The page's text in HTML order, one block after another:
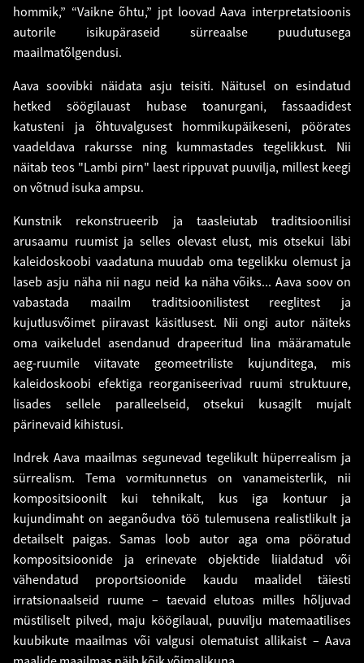
hommik,” “Vaikne õhtu,” jpt loovad Aava interpretatsioonis
autorile isikupäraseid sürreaalse puudutusega
maailmatõlgendusi.
Aava soovibki näidata asju teisiti. Näitusel on esindatud
hetked söögilauast hubase toanurgani, fassaadidest
katusteni ja õhtuvalgusest hommikupäikeseni, pöörates
vaadeldava rakursse ning kummastades tegelikkust. Nii
näitab teos "Lambi pirn" laest rippuvat puuvilja, millest keegi
on võtnud isuka ampsu.
Kunstnik rekonstrueerib ja taasleiutab traditsioonilisi
arusaamu ruumist ja selles olevast elust, mis otsekui läbi
kaleidoskoobi vaadatuna muudab oma tegelikku olemust ja
laseb asju näha nii nagu neid ka näha võiks... Aava soov on
vabastada maailm traditsioonilistest reeglitest ja
kujutlusvõimet piiravast käsitlusest. Nii ongi autor näiteks
oma vaikeludel asendanud drapeeritud lina määramatule
aeg-ruumile viitavate geomeetriliste kujunditega, mis
kaleidoskoobi efektiga reorganiseerivad ruumi struktuure,
lisades sellele paralleelseid, otsekui kusagilt mujalt
pärinevaid kihistusi.
Indrek Aava maailmas segunevad tegelikult hüperrealism ja
sürrealism. Tema vormitunnetus on vanameisterlik, nii
kompositsioonilt kui tehnikalt, kus iga kontuur ja
kujundimaht on aeganõudva töö tulemusena realistlikult ja
detailselt paigas. Samas loob autor aga oma pööratud
kompositsioonide ja erinevate objektide liialdatud või
vähendatud proportsioonide kaudu maalidel täiesti
irratsionaalseid ruume – taevaid elutoas milles hõljuvad
müstiliselt pilved, maju köögilaual, puuvilju matemaatilises
kuubikute maailmas või valgusi olematuist allikaist – Aava